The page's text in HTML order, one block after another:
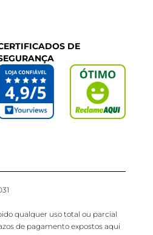
DE
qualquer uso total ou parcial
de pagamento expostos aqui